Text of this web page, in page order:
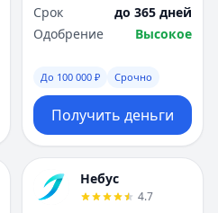
Срок
до 365 дней
Одобрение
Высокое
До 100 000 ₽ Срочно
Получить деньги
Небус
4.7